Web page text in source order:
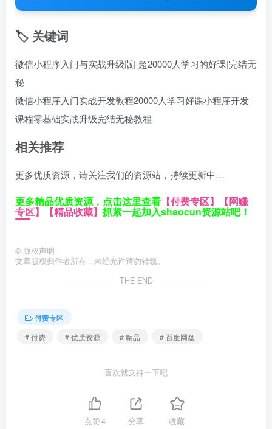
🏷️ 关键词
微信小程序入门与实战升级版| 超20000人学习的好课|完结无
秘
微信小程序入门实战开发教程20000人学习好课小程序开发
课程零基础实战升级完结无秘教程
相关推荐
更多优质资源，请关注我们的资源站，持续更新中…
更多精品优质资源，点击这里查看 【付费专区】 【网赚
专区】 【精品收藏】 抓紧一起加入shaocun资源站吧！
© 版权声明
文章版权归作者所有，未经允许请勿转载。
THE END
付费专区
# 付费
# 优质资源 # 精品 # 百度网盘
喜欢就支持一下吧
点赞4 分享 收藏